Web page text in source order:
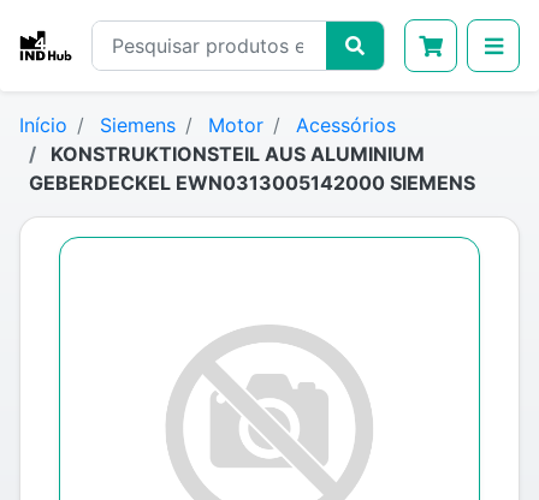
Início Siemens Motor
Acessórios
KONSTRUKTIONSTEIL AUS ALUMINIUM
GEBERDECKEL EWN0313005142000 SIEMENS